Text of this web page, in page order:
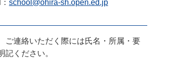
school@ohira-sh.open.ed.jp
連絡いただく際には氏名・所属・要
記ください。